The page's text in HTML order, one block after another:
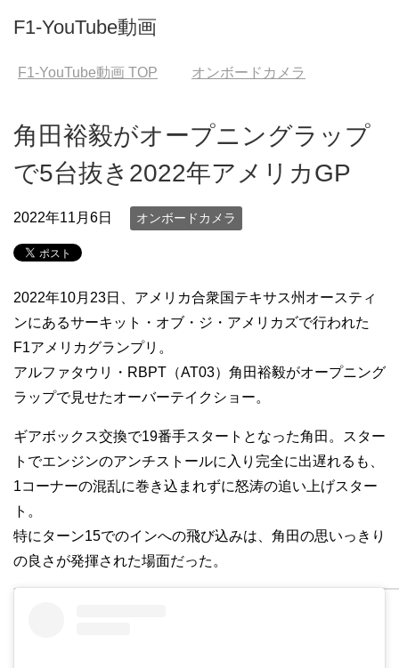
F1-YouTube動画
F1-YouTube動画 TOP オンボードカメラ
角田裕毅がオープニングラップ
で5台抜き2022年アメリカGP
2022年11月6日 オンボードカメラ
2022年10月23日、アメリカ合衆国テキサス州オースティ
ンにあるサーキット・オブ・ジ・アメリカズで行われた
F1アメリカグランプリ。
アルファタウリ・RBPT（AT03）角田裕毅がオープニング
ラップで見せたオーバーテイクショー。
ギアボックス交換で19番手スタートとなった角田。スター
トでエンジンのアンチストールに入り完全に出遅れるも、
1コーナーの混乱に巻き込まれずに怒涛の追い上げスター
ト。
特にターン15でのインへの飛び込みは、角田の思いっきり
の良さが発揮された場面だった。